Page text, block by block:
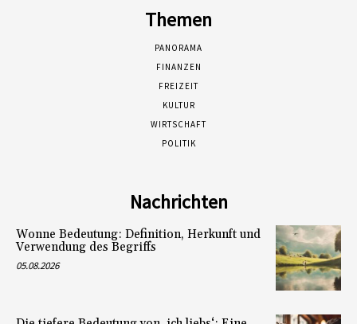
Themen
PANORAMA
FINANZEN
FREIZEIT
KULTUR
WIRTSCHAFT
POLITIK
Nachrichten
Wonne Bedeutung: Definition, Herkunft und
Verwendung des Begriffs
05.08.2026